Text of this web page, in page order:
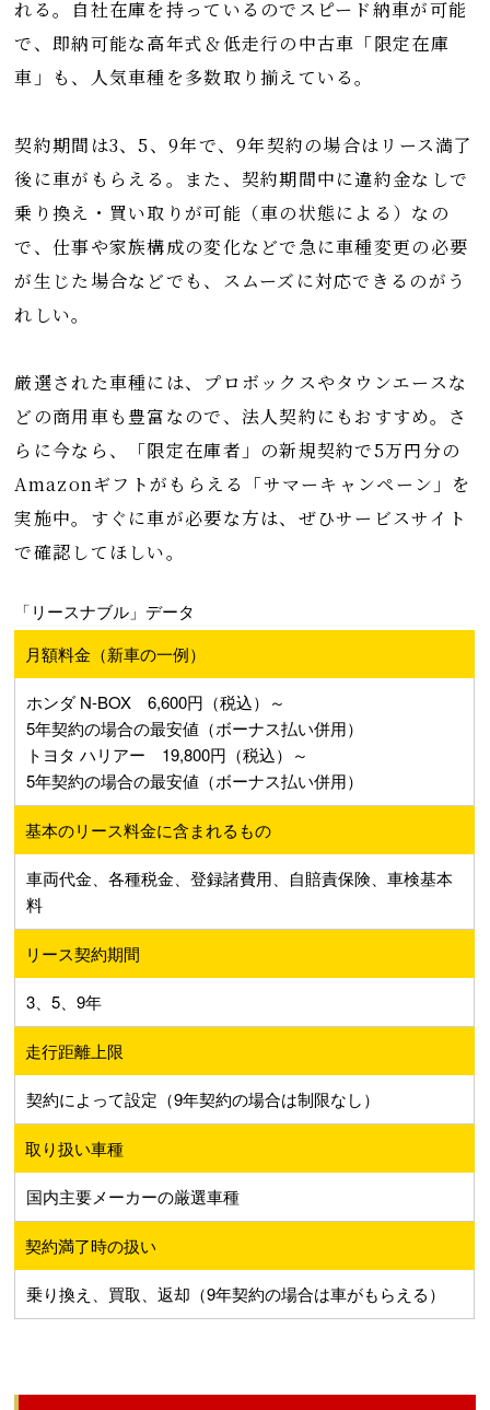
れる。自社在庫を持っているのでスピード納車が可能
で、即納可能な高年式＆低走行の中古車「限定在庫
車」も、人気車種を多数取り揃えている。
契約期間は3、5、9年で、9年契約の場合はリース満了
後に車がもらえる。また、契約期間中に違約金なしで
乗り換え・買い取りが可能（車の状態による）なの
で、仕事や家族構成の変化などで急に車種変更の必要
が生じた場合などでも、スムーズに対応できるのがう
れしい。
厳選された車種には、プロボックスやタウンエースな
どの商用車も豊富なので、法人契約にもおすすめ。さ
らに今なら、「限定在庫者」の新規契約で5万円分の
Amazonギフトがもらえる「サマーキャンペーン」を
実施中。すぐに車が必要な方は、ぜひサービスサイト
で確認してほしい。
「リースナブル」データ
月額料金（新車の一例）
ホンダ N-BOX 6,600円（税込）～
5年契約の場合の最安値（ボーナス払い併用）
トヨタ ハリアー 19,800円（税込）～
5年契約の場合の最安値（ボーナス払い併用）
基本のリース料金に含まれるもの
車両代金、各種税金、登録諸費用、自賠責保険、車検基本
料
リース契約期間
3、5、9年
走行距離上限
契約によって設定（9年契約の場合は制限なし）
取り扱い車種
国内主要メーカーの厳選車種
契約満了時の扱い
乗り換え、買取、返却（9年契約の場合は車がもらえる）